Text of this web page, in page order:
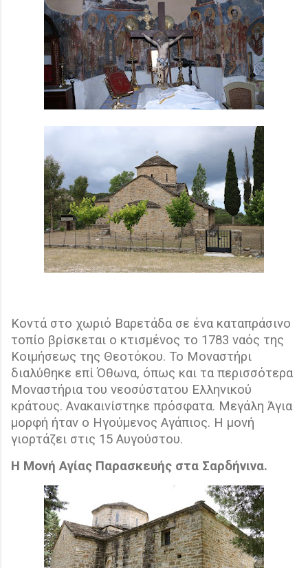
Κοντά στο χωριό Βαρετάδα σε ένα καταπράσινο
τοπίο βρίσκεται ο κτισμένος το 1783 ναός της
Κοιμήσεως της Θεοτόκου. Το Μοναστήρι
διαλύθηκε επί Όθωνα, όπως και τα περισσότερα
Μοναστήρια του νεοσύστατου Ελληνικού
κράτους. Ανακαινίστηκε πρόσφατα. Μεγάλη Άγια
μορφή ήταν ο Ηγούμενος Αγάπιος. Η μονή
γιορτάζει στις 15 Αυγούστου.
Η Μονή Αγίας Παρασκευής στα Σαρδήνινα.